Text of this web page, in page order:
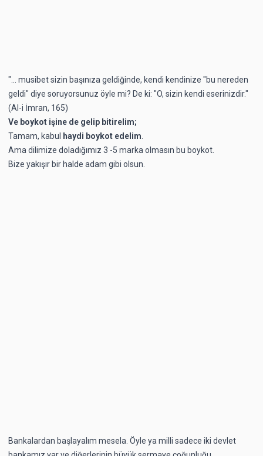
"... musibet sizin başınıza geldiğinde, kendi kendinize "bu nereden
geldi" diye soruyorsunuz öyle mi? De ki: "O, sizin kendi eserinizdir."
(Al-i İmran, 165)
Ve boykot işine de gelip bitirelim;
Tamam, kabul haydi boykot edelim
Ama dilimize doladığımız 3 -5 marka olmasın bu boykot.
Bize yakışır bir halde adam gibi olsun.
Bankalardan başlayalım mesela. Öyle ya milli sadece iki devlet